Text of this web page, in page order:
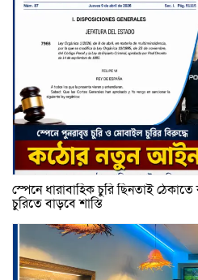
স্পেনে ধারাবাহিক চুরি ছিনতাই
চুরিতে বাড়বে শাস্তি